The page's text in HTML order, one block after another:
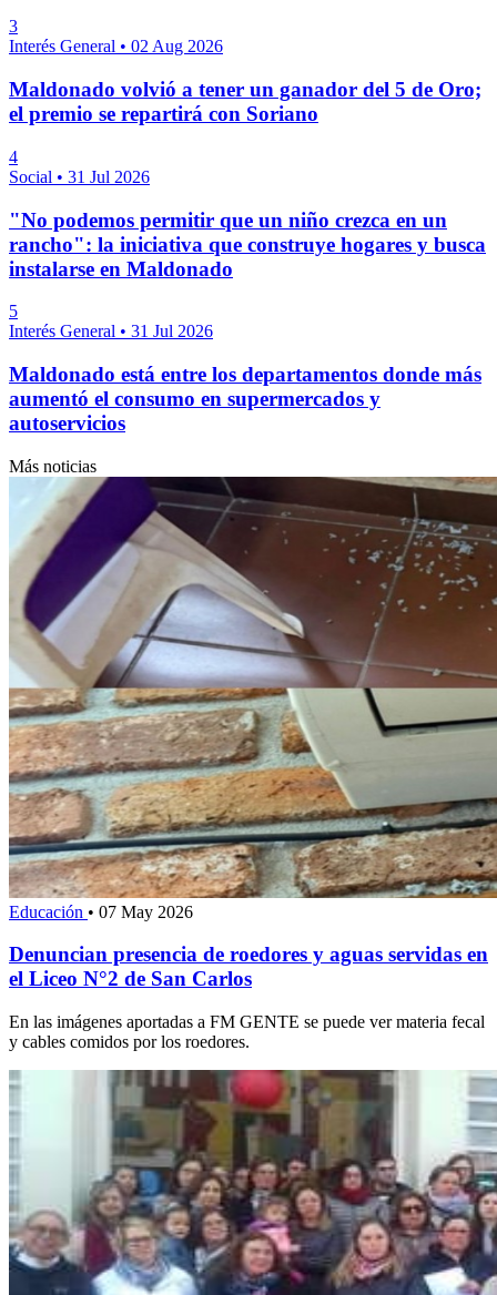
3
Interés General • 02 Aug 2026
Maldonado volvió a tener un ganador del 5 de Oro;
el premio se repartirá con Soriano
4
Social • 31 Jul 2026
"No podemos permitir que un niño crezca en un
rancho": la iniciativa que construye hogares y busca
instalarse en Maldonado
5
Interés General • 31 Jul 2026
Maldonado está entre los departamentos donde más
aumentó el consumo en supermercados y
autoservicios
Más noticias
Educación • 07 May 2026
Denuncian presencia de roedores y aguas servidas en
el Liceo N°2 de San Carlos
En las imágenes aportadas a FM GENTE se puede ver materia fecal
y cables comidos por los roedores.